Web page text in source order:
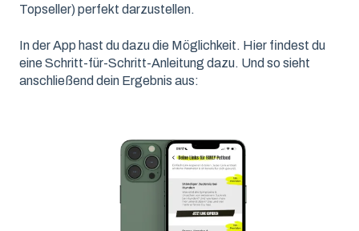
Topseller) perfekt darzustellen.
In der App hast du dazu die Möglichkeit. Hier findest du
eine Schritt-für-Schritt-Anleitung dazu. Und so sieht
anschließend dein Ergebnis aus: